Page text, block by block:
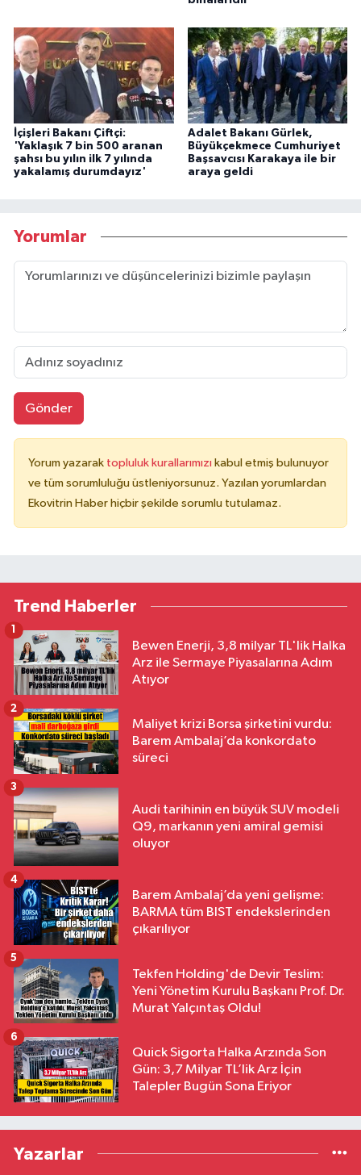
İçişleri Bakanı Çiftçi:
'Yaklaşık 7 bin 500 aranan
şahsı bu yılın ilk 7 yılında
yakalamış durumdayız'
Adalet Bakanı Gürlek,
Büyükçekmece Cumhuriyet
Başsavcısı Karakaya ile bir
araya geldi
Yorumlar
Gönder
Yorum yazarak topluluk kurallarımızı kabul etmiş bulunuyor
ve tüm sorumluluğu üstleniyorsunuz. Yazılan yorumlardan
Ekovitrin Haber hiçbir şekilde sorumlu tutulamaz.
Trend Haberler
Bewen Enerji, 3,8 milyar TL'lik Halka
Arz ile Sermaye Piyasalarına Adım
Atıyor
1
Maliyet krizi Borsa şirketini vurdu:
Barem Ambalaj’da konkordato
süreci
2
Audi tarihinin en büyük SUV modeli
Q9, markanın yeni amiral gemisi
oluyor
3
Barem Ambalaj’da yeni gelişme:
BARMA tüm BIST endekslerinden
çıkarılıyor
4
Tekfen Holding'de Devir Teslim:
Yeni Yönetim Kurulu Başkanı Prof. Dr.
Murat Yalçıntaş Oldu!
5
Quick Sigorta Halka Arzında Son
Gün: 3,7 Milyar TL’lik Arz İçin
Talepler Bugün Sona Eriyor
6
Yazarlar